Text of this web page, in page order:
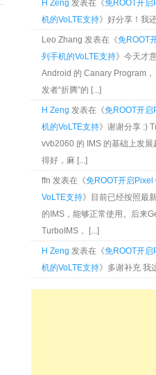
H Zeng 发表在《免ROOT开
机的VoLTE支持》好分享！我
Leo Zhang 发表在《免ROOT
列手机的VoLTE支持》今天才
Android 的 Canary Program
发者“折腾”的 [...]
H Zeng 发表在《免ROOT开
机的VoLTE支持》谢谢分享 :)
vvb2060 的 IMS 的基础上发
得好，麻 [...]
ffn 发表在《免ROOT开启Pixel
VoLTE支持》目前已经按照最
的IMS，能够正常使用。后来
TurboIMS， [...]
H Zeng 发表在《免ROOT开
机的VoLTE支持》多谢补充 我